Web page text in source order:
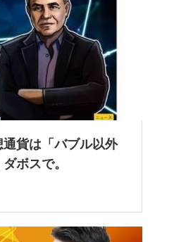
貨は「バブル以外
ボスで。